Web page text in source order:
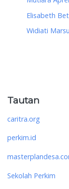
Elisabeth
Widiati
Tautan
caritra.org
perkim.id
Sekolah Perkim